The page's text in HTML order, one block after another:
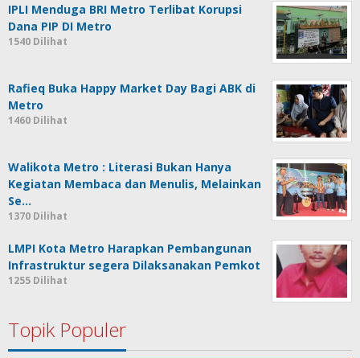
IPLI Menduga BRI Metro Terlibat Korupsi
Dana PIP DI Metro
1540 Dilihat
Rafieq Buka Happy Market Day Bagi ABK di
Metro
1460 Dilihat
Walikota Metro : Literasi Bukan Hanya
Kegiatan Membaca dan Menulis, Melainkan
Se…
1370 Dilihat
LMPI Kota Metro Harapkan Pembangunan
Infrastruktur segera Dilaksanakan Pemkot
1255 Dilihat
Topik Populer